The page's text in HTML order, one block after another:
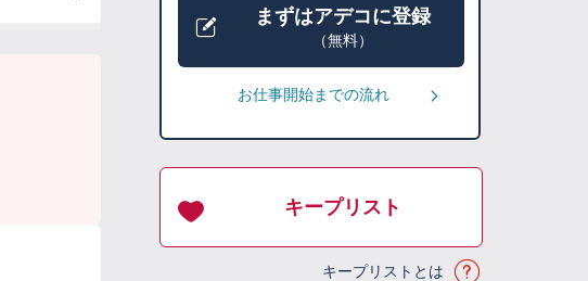
まずはアデコに登録
（無料）
お仕事開始までの流れ
キープリスト
キープリストとは